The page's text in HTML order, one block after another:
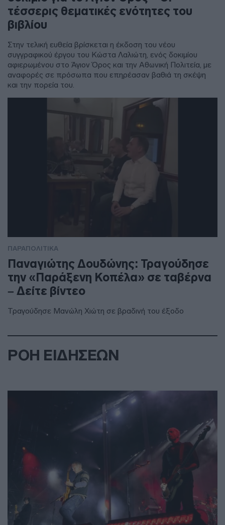
τέσσερις θεματικές ενότητες του
βιβλίου
Στην τελική ευθεία βρίσκεται η έκδοση του νέου
συγγραφικού έργου του Κώστα Λαλιώτη, ενός δοκιμίου
αφιερωμένου στο Άγιον Όρος και την Αθωνική Πολιτεία, με
αναφορές σε πρόσωπα που επηρέασαν βαθιά τη σκέψη
και την πορεία του.
ΠΑΡΑΠΟΛΙΤΙΚΑ
Παναγιώτης Δουδώνης: Τραγούδησε
την «Παράξενη Κοπέλα» σε ταβέρνα
– Δείτε βίντεο
Τραγούδησε Μανώλη Χιώτη σε βραδινή του έξοδο
ΡΟΗ ΕΙΔΗΣΕΩΝ